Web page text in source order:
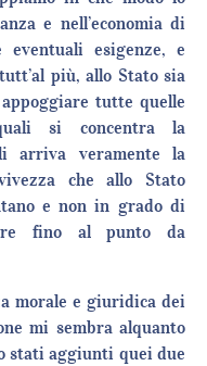
e nell’economia di
esigenze, e
più, allo Stato sia
tutte quelle
si concentra la
arriva veramente la
che allo Stato
e non in grado di
fino al punto da
morale e giuridica dei
mi sembra alquanto
stati aggiunti quei due